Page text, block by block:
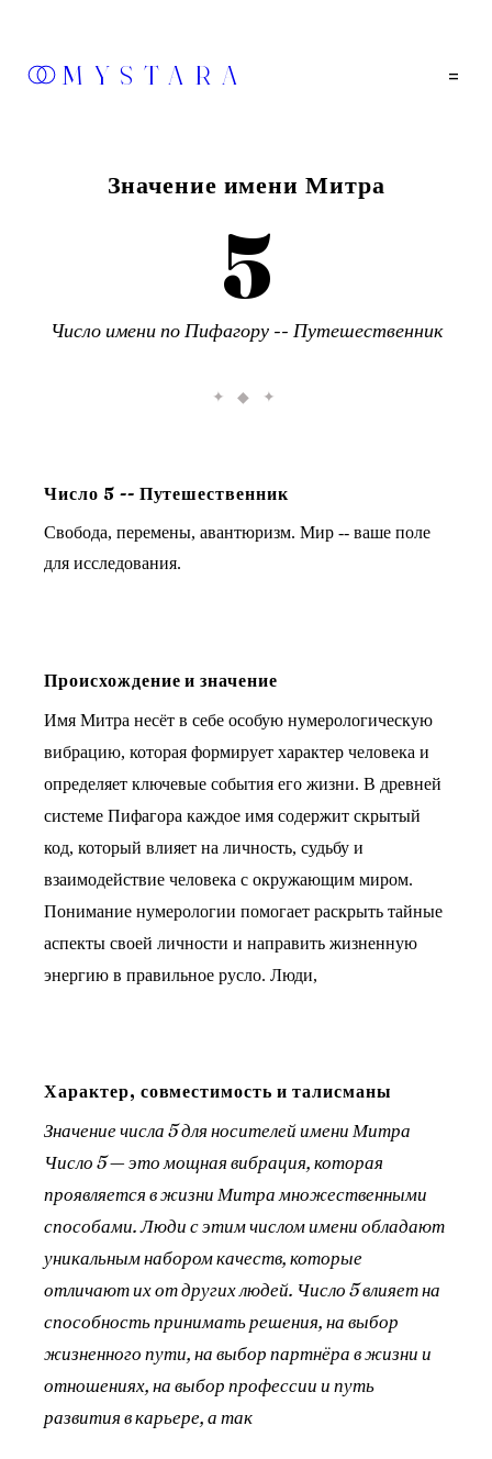
MYSTARA =
Значение имени Митра
5
Число имени по Пифагору -- Путешественник
✦ ◆ ✦
Число 5 -- Путешественник
Свобода, перемены, авантюризм. Мир -- ваше поле
для исследования.
Происхождение и значение
Имя Митра несёт в себе особую нумерологическую
вибрацию, которая формирует характер человека и
определяет ключевые события его жизни. В древней
системе Пифагора каждое имя содержит скрытый
код, который влияет на личность, судьбу и
взаимодействие человека с окружающим миром.
Понимание нумерологии помогает раскрыть тайные
аспекты своей личности и направить жизненную
энергию в правильное русло. Люди,
Характер, совместимость и талисманы
Значение числа 5 для носителей имени Митра
Число 5 — это мощная вибрация, которая
проявляется в жизни Митра множественными
способами. Люди с этим числом имени обладают
уникальным набором качеств, которые
отличают их от других людей. Число 5 влияет на
способность принимать решения, на выбор
жизненного пути, на выбор партнёра в жизни и
отношениях, на выбор профессии и путь
развития в карьере, а так